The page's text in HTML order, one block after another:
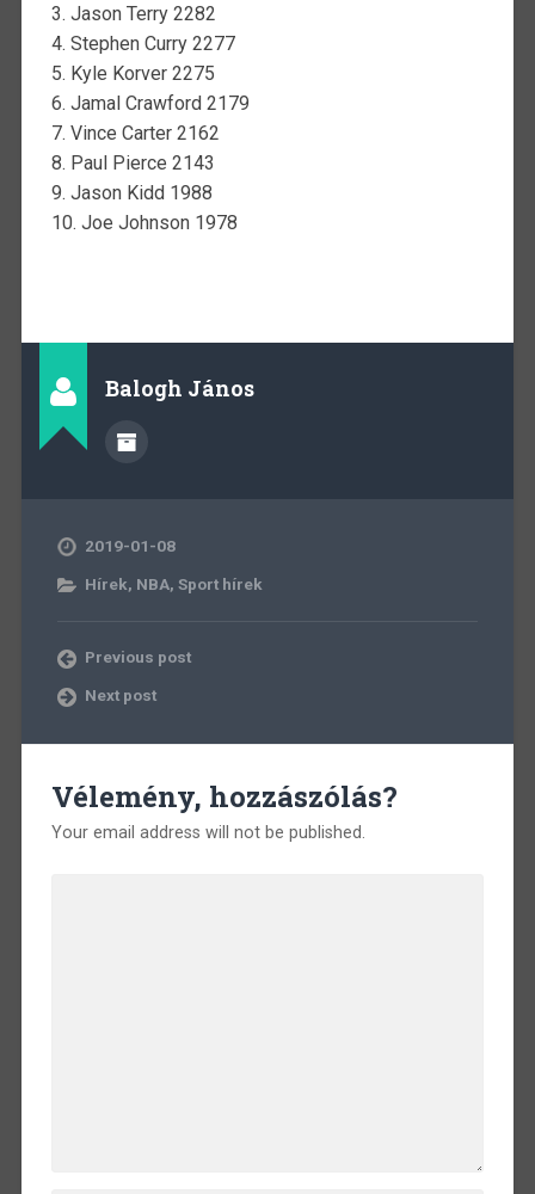
3. Jason Terry 2282
4. Stephen Curry 2277
5. Kyle Korver 2275
6. Jamal Crawford 2179
7. Vince Carter 2162
8. Paul Pierce 2143
9. Jason Kidd 1988
10. Joe Johnson 1978
Balogh János
2019-01-08
Hírek, NBA, Sport hírek
Previous post
Next post
Vélemény, hozzászólás?
Your email address will not be published.